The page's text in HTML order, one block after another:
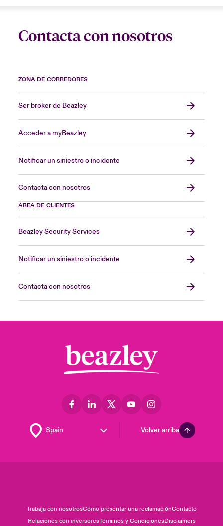
Contacta con nosotros
ZONA DE CORREDORES
Ser broker de Beazley
Acceder a myBeazley
Notificar un siniestro o incidente
Contacta con nosotros
ÁREA DE CLIENTES
Beazley Security Services
Notificar un siniestro o incidente
Contacta con nosotros
Volver arriba
Trabaja con nosotrosCómo presentar una reclamaciónContacto
Relaciones con inversoresTérminos y CondicionesDisclaimers